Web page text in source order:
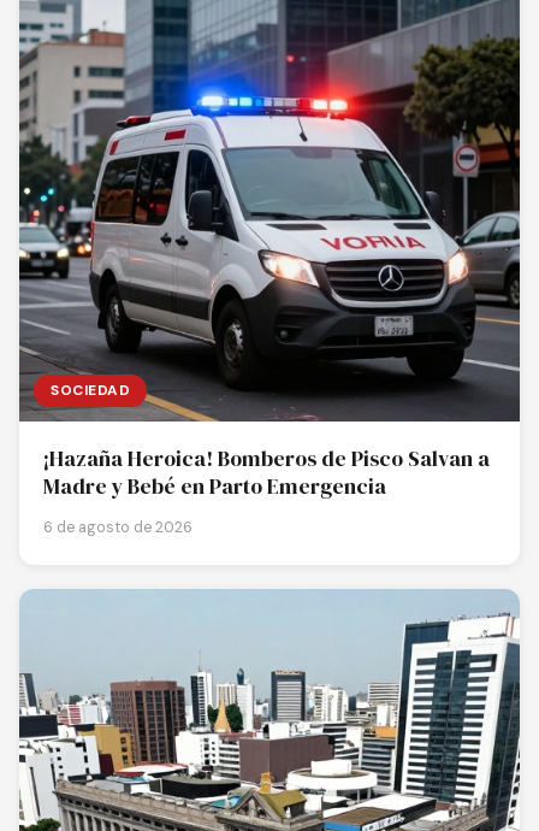
SOCIEDAD
¡Hazaña Heroica! Bomberos de Pisco Salvan a
Madre y Bebé en Parto Emergencia
6 de agosto de 2026